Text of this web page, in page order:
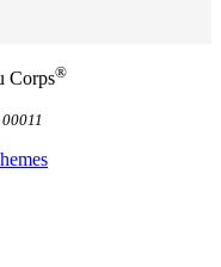
Corps®